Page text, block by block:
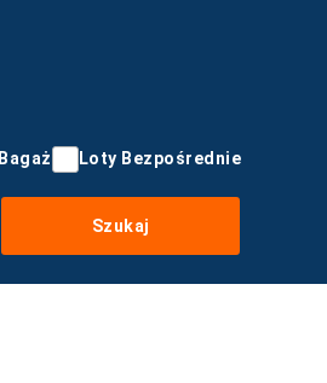
Bagaż Loty Bezpośrednie
Szukaj